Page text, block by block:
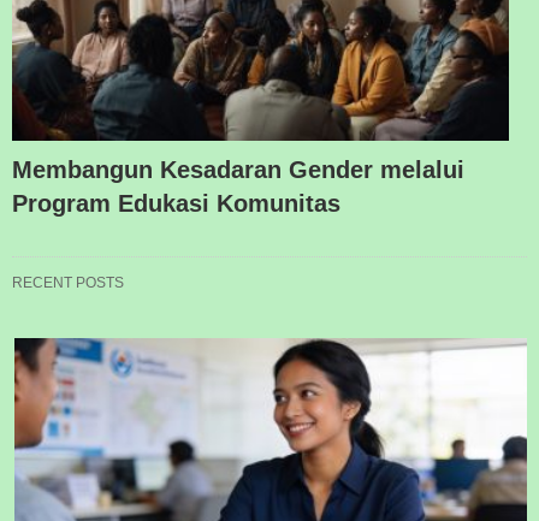
Membangun Kesadaran Gender melalui
Program Edukasi Komunitas
RECENT POSTS